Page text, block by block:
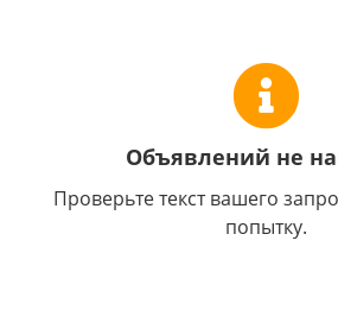
Объявлений не
Проверьте текст вашего
попытку.